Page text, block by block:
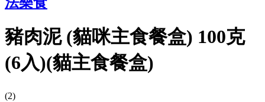
豬肉泥 (貓咪主食餐盒) 100克
(6入)(貓主食餐盒)
(2)